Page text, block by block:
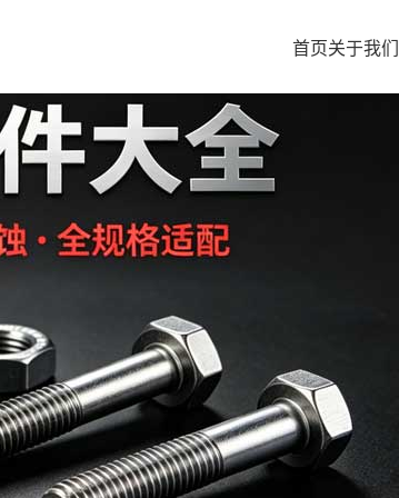
首页关于我们